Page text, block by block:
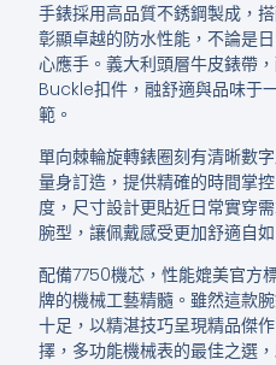
手錶採用高品質不銹鋼製成，
彰顯卓越的防水性能，不論是
心應手。義大利頭層牛皮錶帶
Buckle扣件，融舒適與品味于
範。
單向棘輪旋轉錶圈刻有清晰數
量身訂造，提供精確的時間掌
度，尺寸設計更貼近日常實穿
腕型，讓佩戴感受更加舒適自如
配備7750機芯，性能媲美官方
牌的機械工藝精髓。雖然這款
十足，以精湛技巧呈現精品傑
擇，多功能機械表的最佳之選